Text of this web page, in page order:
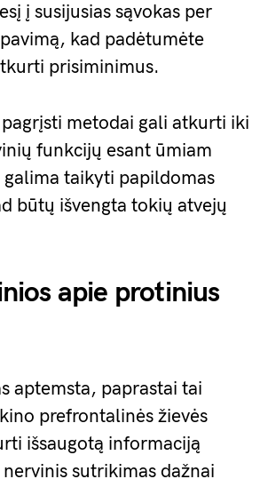
į susijusias sąvokas per
kad padėtumėte
prisiminimus.
metodai gali atkurti iki
funkcijų esant ūmiam
taikyti papildomas
būtų išvengta tokių atvejų
apie protinius
aptemsta, paprastai tai
prefrontalinės žievės
išsaugotą informaciją
sutrikimas dažnai